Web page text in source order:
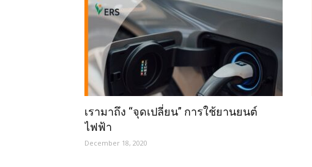
เรามาถึง “จุดเปลี่ยน” การใช้ยานยนต์
ไฟฟ้า
December 18, 2020